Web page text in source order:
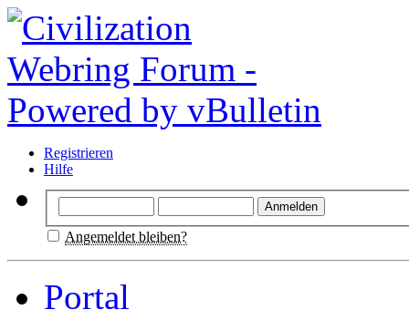
Registrieren
Hilfe
Angemeldet bleiben?
Portal